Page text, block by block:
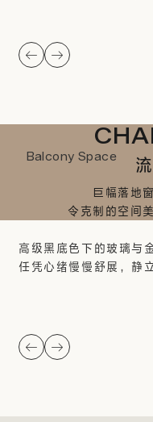
巨幅落地
令克制的空间
Balcony Space
高级黑底色下的玻璃与
任凭心绪慢慢舒展，静